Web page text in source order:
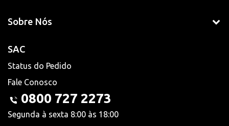
Sobre Nós
SAC
Status do Pedido
Fale Conosco
0800 727 2273
Segunda à sexta 8:00 às 18:00